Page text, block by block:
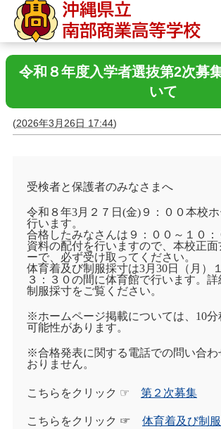
令和８年度入学者選抜第2次募
いて
(2026年3月26日 17:44)
受検者と保護者のみなさまへ
令和８年3月２７日 (金) ９：００本校
行います。
合格したみなさんは９：００～１０
資料の配付を行いますので、本校正面
ーで、必ず受け取ってください。
体育着及び制服採寸は3月 30日（月）
３：３０の間に体育館で行います。
制服採寸をご覧ください。
※ホームページ掲載については、10分
可能性があります。
※合格発表に関する電話での問い合わ
おりません。
こちらをクリック ☞ 第２次募集
こちらをクリック ☞ 体育着及び制